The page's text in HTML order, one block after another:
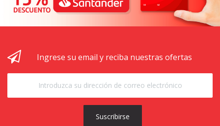
Ingrese su email y reciba nuestras ofertas
Suscribirse